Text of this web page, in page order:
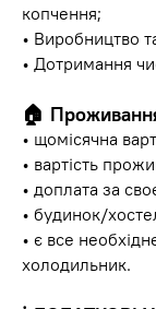
копчення;
• Виробництво
• Дотримання
🏠
• щомісячна
• вартість
• доплата за
• будинок/
• є все
холодильник.